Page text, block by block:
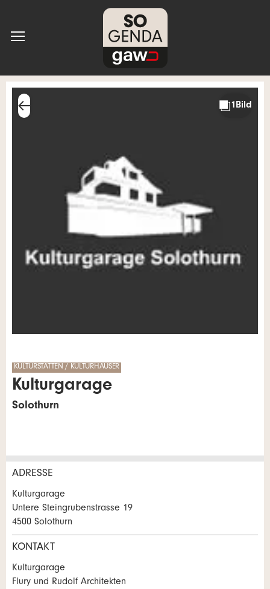
KULTURSTÄTTEN / KULTURHÄUSER
Kulturgarage
Solothurn
Anzeige beanstanden
Ihr Feedback wird sehr geschätzt!
Allgemeines Feedback
Anzeige nicht mehr gültig
Anzeige unvollständig
Anzeige weiterempfehlen
Empfehlen Sie diese Anzeige an Freunde weiter.
ADRESSE
Kulturgarage
Untere Steingrubenstrasse 19
4500 Solothurn
KONTAKT
Kulturgarage
Flury und Rudolf Architekten